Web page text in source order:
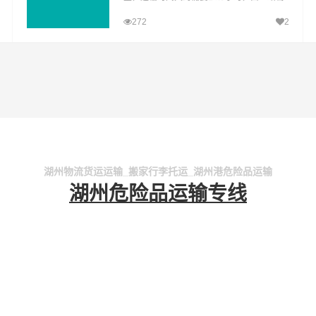
送货至布拖县(全境)，为企业、工厂、贸易
272 2
湖州物流货运运输_搬家行李托运_湖州港危险品运输
湖州危险品运输专线